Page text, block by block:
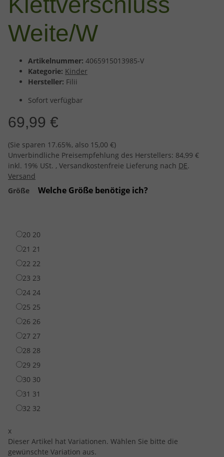
Weite/W
Artikelnummer: 4065915013985-V
Kategorie: Kinder
Hersteller: Filii
Sofort verfügbar
69,99 €
(Sie sparen 17.65%, also 15,00 €)
Unverbindliche Preisempfehlung des Herstellers: 84,99 €
inkl. 19% USt. , Versandkostenfreie Lieferung nach DE.
Versand
Größe
Welche Größe benötige ich?
20 20
21 21
22 22
23 23
24 24
25 25
26 26
27 27
28 28
29 29
30 30
31 31
32 32
x
Dieser Artikel hat Variationen. Wählen Sie bitte die
gewünschte Variation aus.